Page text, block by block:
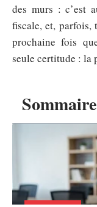
Sommaire
des murs : c’est
fiscale, et, parfois,
prochaine fois
seule certitude : la